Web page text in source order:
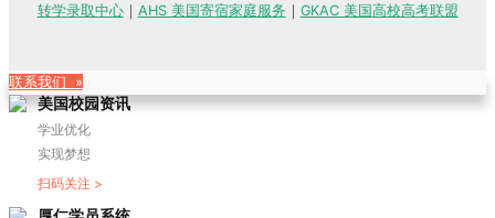
转学录取中心｜ AHS 美国寄宿家庭服务 ｜ GKAC 美国高校高考联盟
联系我们 »
美国校园资讯
学业优化
实现梦想
扫码关注 >